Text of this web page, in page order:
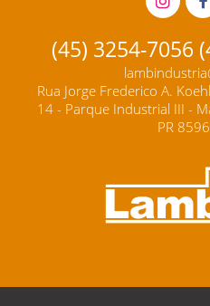
(45) 3254-7056
Rua Jorge Frederico A.
14 - Parque Industrial III -
PR